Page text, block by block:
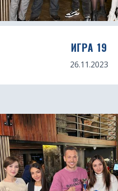
ИГРА 19
26.11.2023